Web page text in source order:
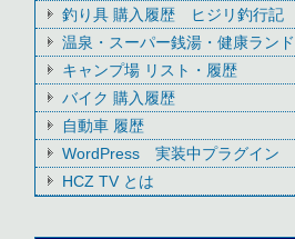
釣り具 購入履歴 ヒジリ釣行記
温泉・スーパー銭湯・健康ランド
キャンプ場 リスト・履歴
バイク 購入履歴
自動車 履歴
WordPress 実装中プラグイン
HCZ TV とは